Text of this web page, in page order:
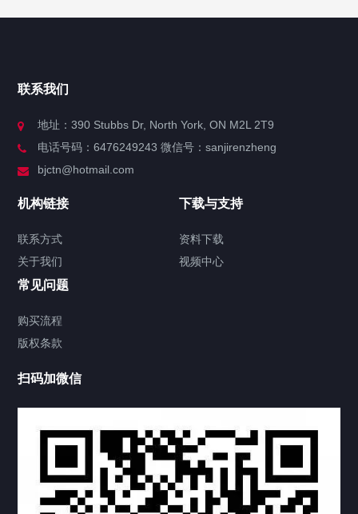
服务分类
签署类文件海牙认证程序费用
视频中心
定制案例
科研实验室
联系我们
地址：390 Stubbs Dr, North York, ON M2L 2T9
电话号码：6476249243 微信号：sanjirenzheng
bjctn@hotmail.com
机构链接
联系方式
关于我们
下载与支持
资料下载
视频中心
常见问题
购买流程
版权条款
扫码加微信